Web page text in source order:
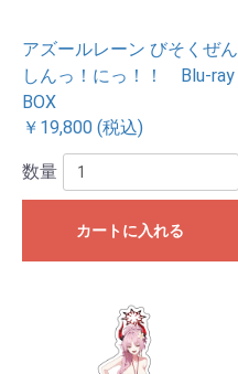
アズールレーン びそくぜん
しんっ！にっ！！ Blu-ray
BOX
￥19,800 (税込)
数量
カートに入れる